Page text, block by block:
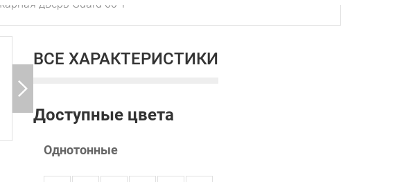
дверь Guard 60 1
ВСЕ ХАРАКТЕРИСТИКИ
Доступные цвета
Однотонные